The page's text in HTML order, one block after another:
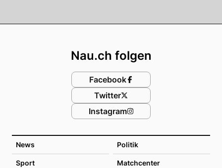
News Politik
Sport Matchcenter
Nau.ch folgen
Facebook
Twitter
Instagram